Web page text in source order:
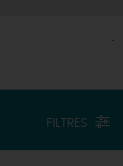
FILTRES